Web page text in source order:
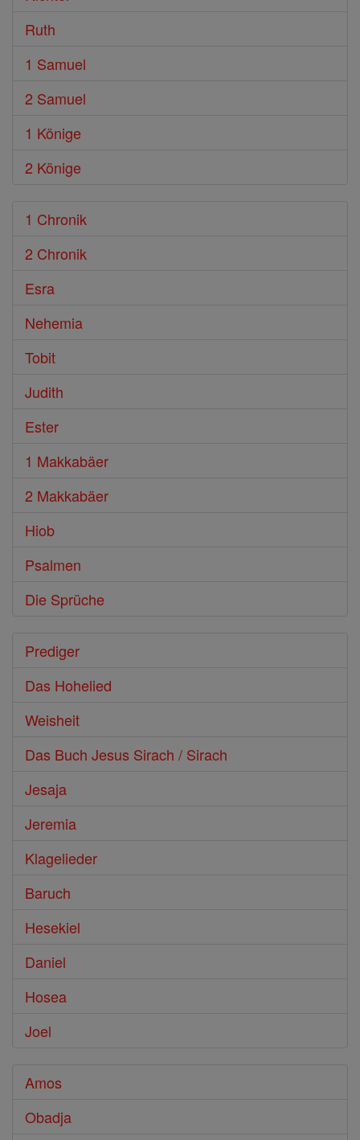
Ruth
1 Samuel
2 Samuel
1 Könige
2 Könige
1 Chronik
2 Chronik
Esra
Nehemia
Tobit
Judith
Ester
1 Makkabäer
2 Makkabäer
Hiob
Psalmen
Die Sprüche
Prediger
Das Hohelied
Weisheit
Das Buch Jesus Sirach / Sirach
Jesaja
Jeremia
Klagelieder
Baruch
Hesekiel
Daniel
Hosea
Joel
Amos
Obadja